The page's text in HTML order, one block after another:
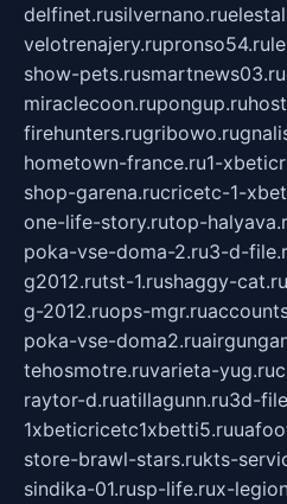
delfinet.rusilvernano.ru
velotrenajery.rupronso54.ru
show-pets.rusmartnews03.ru
miraclecoon.rupongup.ru
firehunters.rugribowo.ru
hometown-france.ru1-
shop-garena.rucricetc-1-
one-life-story.rutop-
poka-vse-doma-2.ru3-d-
g2012.rutst-1.rushaggy-cat.ru
g-2012.ruops-mgr.ru
poka-vse-doma2.ru
tehosmotre.ruvarieta-yug.ru
raytor-d.ruatillagunn.ru3d-
1xbeticricetc1xbetti5.ru
store-brawl-stars.rukts-
sindika-01.rusp-life.rux-